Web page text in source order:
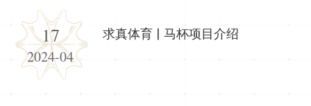
17
2024-04
求真体育 | 马杯项目介绍